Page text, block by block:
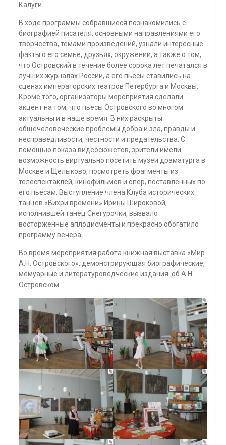
Калуги.
В ходе программы собравшиеся познакомились с
биографией писателя, основными направлениями его
творчества, темами произведений, узнали интересные
факты о его семье, друзьях, окружении, а также о том,
что Островский в течение более сорока лет печатался в
лучших журналах России, а его пьесы ставились на
сценах императорских театров Петербурга и Москвы.
Кроме того, организаторы мероприятия сделали
акцент на том, что пьесы Островского во многом
актуальны и в наше время. В них раскрыты
общечеловеческие проблемы добра и зла, правды и
несправедливости, честности и предательства. С
помощью показа видеосюжетов, зрители имели
возможность виртуально посетить музеи драматурга в
Москве и Щелыково, посмотреть фрагменты из
телеспектаклей, кинофильмов и опер, поставленных по
его пьесам. Выступление члена Клуба исторических
танцев «Вихри времени» Ирины Широковой,
исполнившей танец Снегурочки, вызвало
восторженные аплодисменты и прекрасно обогатило
программу вечера.
Во время мероприятия работа книжная выставка «Мир
А.Н. Островского», демонстрирующая биографические,
мемуарные и литературоведческие издания об А.Н.
Островском.